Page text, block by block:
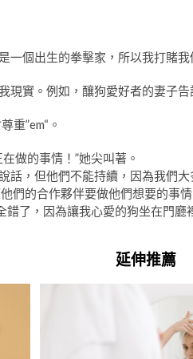
一個出生的拳擊家，所以我打賭我
現實。例如，釀狗愛好者的妻子
重”em“。
做的事情！”她尖叫著。
話，但他們不能持續，因為我們
們的合作夥伴要做他們想要的事
錯了，因為讓我心愛的狗坐在門
延伸推薦